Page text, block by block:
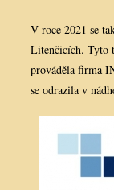
V roce 2021 se
Litenčicích. Tyto
prováděla firma
se odrazila v